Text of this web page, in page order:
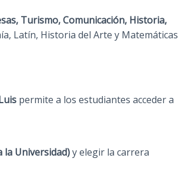
Turismo, Comunicación, Historia,
Latín, Historia del Arte y Matemáticas
permite a los estudiantes acceder a
la Universidad)y elegir la carrera